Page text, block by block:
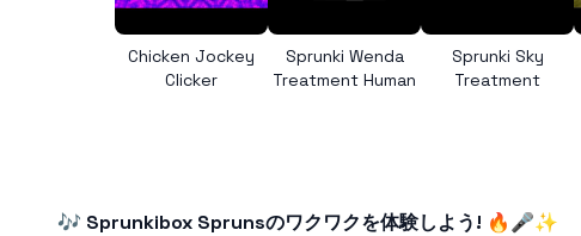
Chicken Jockey
Clicker
Sprunki Wenda
Treatment Human
Sprunki Sky
Treatment
🎶 Sprunkibox Sprunsのワクワクを体験しよう! 🔥🎤✨